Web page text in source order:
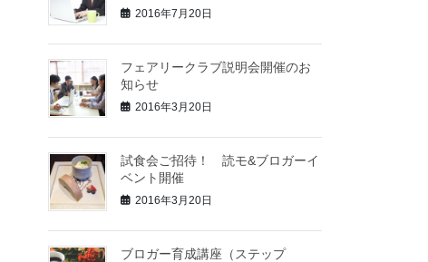
2016年7月20日
フェアリークラブ説明会開催のお
知らせ
2016年3月20日
試食会ご招待！ 読モ&ブロガーイ
ベント開催
2016年3月20日
ブロガー育成講座（ステップ